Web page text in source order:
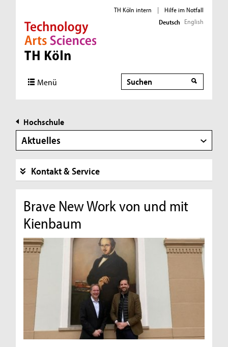
Direkt zur Hauptnavigation
Direkt zur Subnavigation
Direkt zum Inhalt
Direkt zum Fußbereich
TH Köln intern |
Hilfe im Notfall
Deutsch English
Menü Suche
Hochschule
Aktuelles
Kontakt & Service
Brave New Work von und mit
Kienbaum